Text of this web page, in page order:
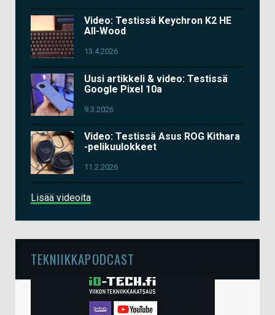
Video: Testissä Keychron K2 HE
All-Wood
13.4.2026
Uusi artikkeli & video: Testissä
Google Pixel 10a
9.3.2026
Video: Testissä Asus ROG Kithara
-pelikuulokkeet
11.2.2026
Lisää videoita
TEKNIIKKAPODCAST